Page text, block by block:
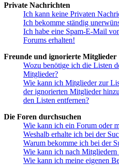
Private Nachrichten
Ich kann keine Privaten
Ich bekomme ständig
Ich habe eine Spam-E-Mail
Forums erhalten!
Freunde und ignorierte Mitglieder
Wozu benötige ich die Listen
Mitglieder?
Wie kann ich Mitglieder zur
der ignorierten Mitglieder
den Listen entfernen?
Die Foren durchsuchen
Wie kann ich ein Forum oder
Weshalb erhalte ich bei der
Warum bekomme ich bei der
Wie kann ich nach Mitgliedern
Wie kann ich meine eigenen